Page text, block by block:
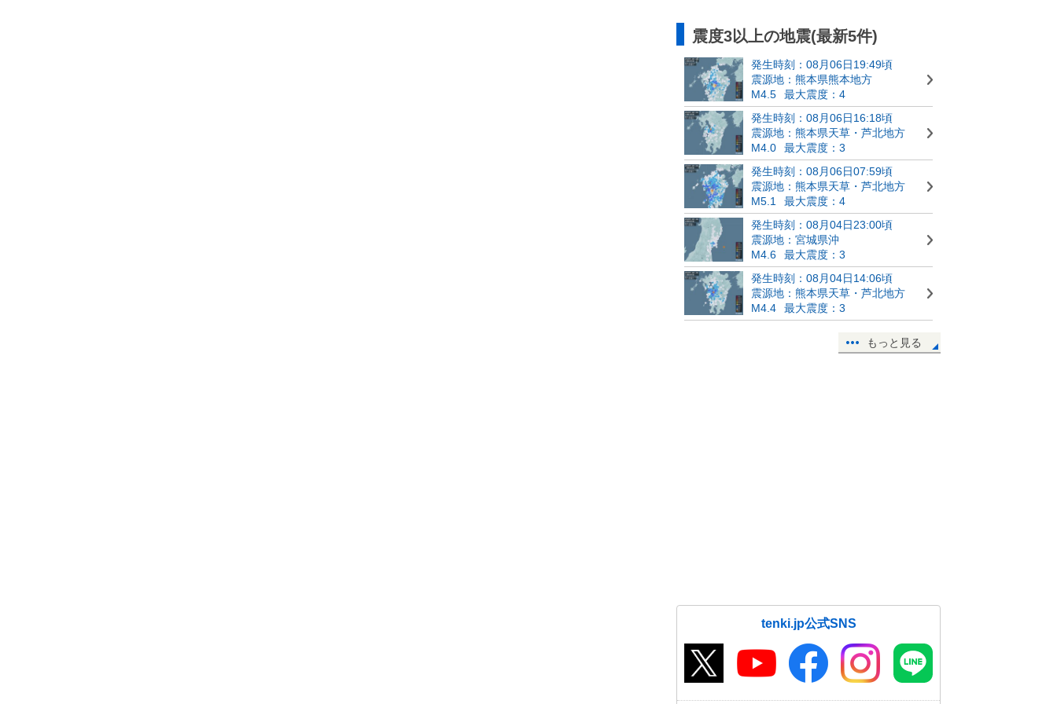
震度3以上の地震(最新5件)
発生時刻：08月06日19:49頃
震源地：熊本県熊本地方
M4.5
最大震度：4
発生時刻：08月06日16:18頃
震源地：熊本県天草・芦北地方
M4.0
最大震度：3
発生時刻：08月06日07:59頃
震源地：熊本県天草・芦北地方
M5.1
最大震度：4
発生時刻：08月04日23:00頃
震源地：宮城県沖
M4.6
最大震度：3
発生時刻：08月04日14:06頃
震源地：熊本県天草・芦北地方
M4.4
最大震度：3
もっと見る
tenki.jp公式SNS